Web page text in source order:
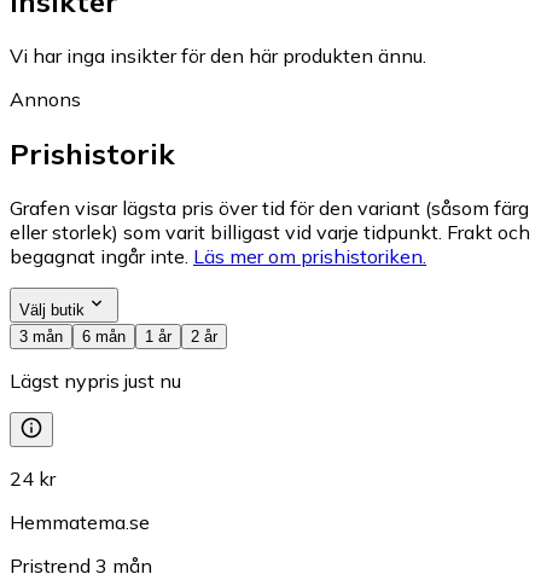
Vi har inga insikter för den här produkten ännu.
Annons
Prishistorik
Grafen visar lägsta pris över tid för den variant (såsom färg
eller storlek) som varit billigast vid varje tidpunkt. Frakt och
begagnat ingår inte. Läs mer om prishistoriken.
Välj butik
3 mån
6 mån 1 år 2 år
Lägst nypris just nu
24 kr
Hemmatema.se
Pristrend 3 mån